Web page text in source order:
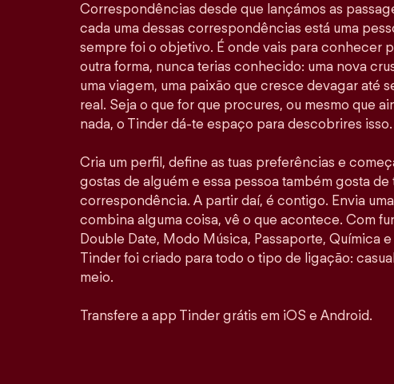
Correspondências desde que lançámos as
cada uma dessas correspondências está uma
sempre foi o objetivo. É onde vais para conhecer
outra forma, nunca terias conhecido: uma nova
uma viagem, uma paixão que cresce devagar até
real. Seja o que for que procures, ou mesmo que
nada, o Tinder dá-te espaço para descobrires isso.
Cria um perfil, define as tuas preferências e
gostas de alguém e essa pessoa também gosta de
correspondência. A partir daí, é contigo. Envia
combina alguma coisa, vê o que acontece. Com
Double Date, Modo Música, Passaporte, Química e
Tinder foi criado para todo o tipo de ligação:
meio.
Transfere a app Tinder grátis em iOS e Android.